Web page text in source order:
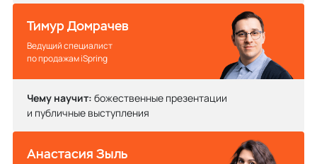
Тимур Домрачев
Ведущий специалист
по продажам iSpring
Чему научит: божественные презентации
и публичные выступления
Анастасия Зыль